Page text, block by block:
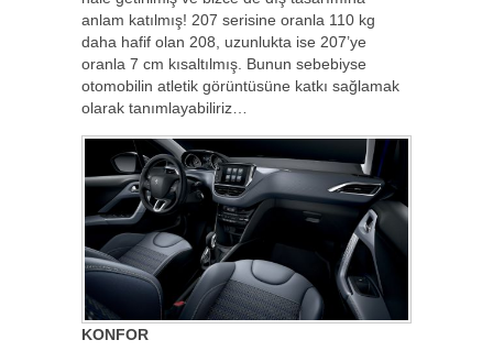
anlam katılmış! 207 serisine oranla 110 kg
daha hafif olan 208, uzunlukta ise 207’ye
oranla 7 cm kısaltılmış. Bunun sebebiyse
otomobilin atletik görüntüsüne katkı sağlamak
olarak tanımlayabiliriz…
KONFOR